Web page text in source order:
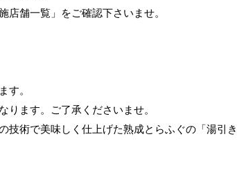
店舗一覧」をご確認下さいませ。
す。
ます。ご了承くださいませ。
技術で美味しく仕上げた熟成とらふぐの「湯引